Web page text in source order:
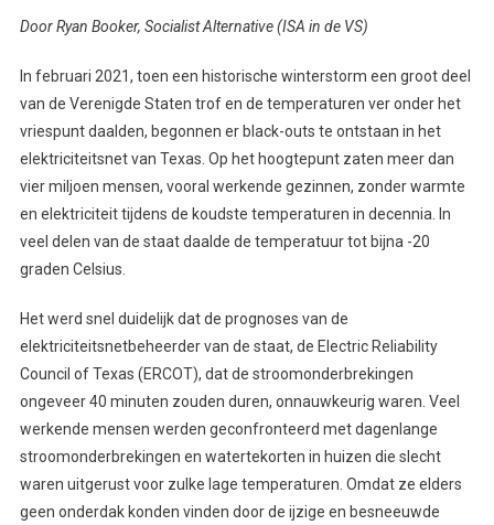
Door Ryan Booker, Socialist Alternative (ISA in de VS)
In februari 2021, toen een historische winterstorm een groot deel
van de Verenigde Staten trof en de temperaturen ver onder het
vriespunt daalden, begonnen er black-outs te ontstaan in het
elektriciteitsnet van Texas. Op het hoogtepunt zaten meer dan
vier miljoen mensen, vooral werkende gezinnen, zonder warmte
en elektriciteit tijdens de koudste temperaturen in decennia. In
veel delen van de staat daalde de temperatuur tot bijna -20
graden Celsius.
Het werd snel duidelijk dat de prognoses van de
elektriciteitsnetbeheerder van de staat, de Electric Reliability
Council of Texas (ERCOT), dat de stroomonderbrekingen
ongeveer 40 minuten zouden duren, onnauwkeurig waren. Veel
werkende mensen werden geconfronteerd met dagenlange
stroomonderbrekingen en watertekorten in huizen die slecht
waren uitgerust voor zulke lage temperaturen. Omdat ze elders
geen onderdak konden vinden door de ijzige en besneeuwde